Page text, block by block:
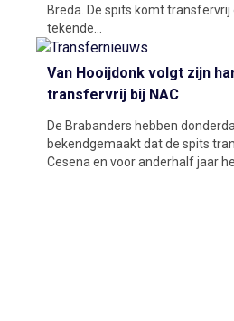
Breda. De spits komt transfervrij
tekende...
Van Hooijdonk volgt zijn
transfervrij bij NAC
De Brabanders hebben
bekendgemaakt dat de spits
Cesena en voor anderhalf jaar